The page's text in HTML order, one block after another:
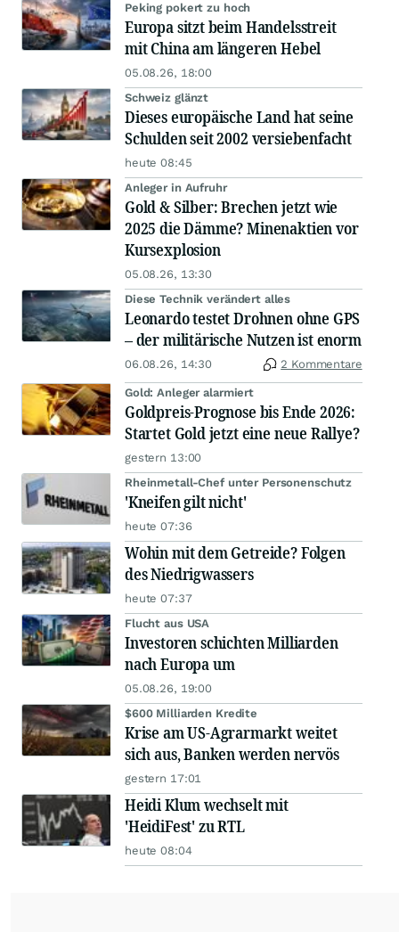
Peking pokert zu hoch
Europa sitzt beim Handelsstreit
mit China am längeren Hebel
05.08.26, 18:00
Schweiz glänzt
Dieses europäische Land hat seine
Schulden seit 2002 versiebenfacht
heute 08:45
Anleger in Aufruhr
Gold & Silber: Brechen jetzt wie
2025 die Dämme? Minenaktien vor
Kursexplosion
05.08.26, 13:30
Diese Technik verändert alles
Leonardo testet Drohnen ohne GPS
– der militärische Nutzen ist enorm
06.08.26, 14:30 2 Kommentare
Gold: Anleger alarmiert
Goldpreis-Prognose bis Ende 2026:
Startet Gold jetzt eine neue Rallye?
gestern 13:00
Rheinmetall-Chef unter Personenschutz
'Kneifen gilt nicht'
heute 07:36
Wohin mit dem Getreide? Folgen
des Niedrigwassers
heute 07:37
Flucht aus USA
Investoren schichten Milliarden
nach Europa um
05.08.26, 19:00
$600 Milliarden Kredite
Krise am US-Agrarmarkt weitet
sich aus, Banken werden nervös
gestern 17:01
Heidi Klum wechselt mit
'HeidiFest' zu RTL
heute 08:04